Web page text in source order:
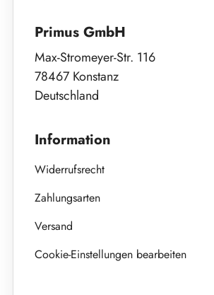
Primus GmbH
Max-Stromeyer-Str. 116
78467 Konstanz
Deutschland
Information
Widerrufsrecht
Zahlungsarten
Versand
Cookie-Einstellungen bearbeiten